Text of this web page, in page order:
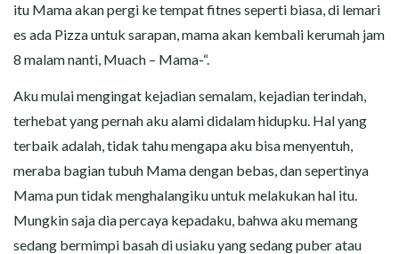
itu Mama akan pergi ke tempat fitnes seperti biasa, di lemari
es ada Pizza untuk sarapan, mama akan kembali kerumah jam
8 malam nanti, Muach – Mama-“.
Aku mulai mengingat kejadian semalam, kejadian terindah,
terhebat yang pernah aku alami didalam hidupku. Hal yang
terbaik adalah, tidak tahu mengapa aku bisa menyentuh,
meraba bagian tubuh Mama dengan bebas, dan sepertinya
Mama pun tidak menghalangiku untuk melakukan hal itu.
Mungkin saja dia percaya kepadaku, bahwa aku memang
sedang bermimpi basah di usiaku yang sedang puber atau